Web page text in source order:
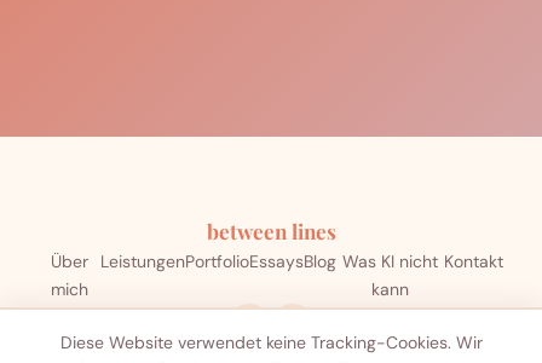
between lines
Über
mich
LeistungenPortfolioEssaysBlog Was KI nicht
kann
Kontakt
Diese Website verwendet keine Tracking-Cookies. Wir